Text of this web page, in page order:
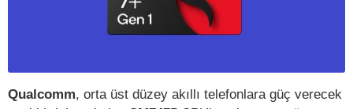
Qualcomm, orta üst düzey akıllı telefonlara güç verecek